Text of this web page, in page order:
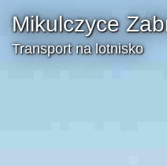
Mikulczyce
Transport na lotnisko